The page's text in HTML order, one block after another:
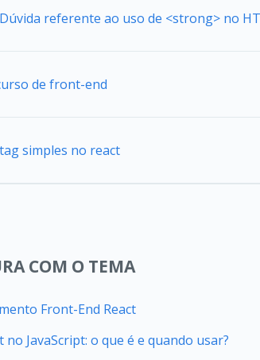
referente ao uso de <strong> no
de front-end
simples no react
COM O TEMA
Front-End React
no JavaScript: o que é e quando usar?